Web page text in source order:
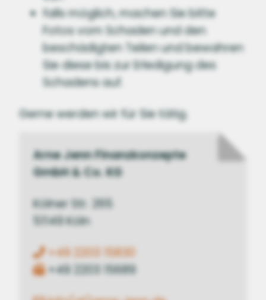
falls möglich, machen Sie bitte
Fotos vom Schaden und den
beschädigten Teilen und bewahren
Sie diese bis zur Erledigung des
Schadens auf.
Gerne werden wir für Sie tätig.
Arne Jenn Finanzkonzepte
GmbH & Co. KG
Kölner Str. 265
51149 Köln
+49 2203 15830
+49 2203 15689